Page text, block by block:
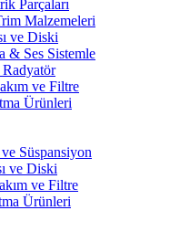
Parçaları
Malzemeleri
ve Diski
& Ses Sistemle
ve Filtre
Ürünleri
Süspansiyon
ve Diski
ve Filtre
Ürünleri